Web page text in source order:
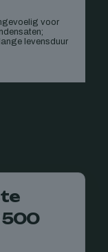
voor
levensduur
500